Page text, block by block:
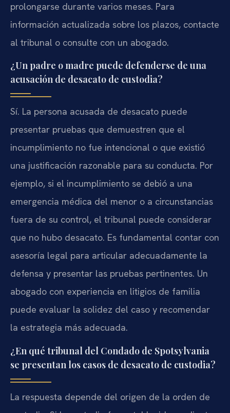
prolongarse durante varios meses. Para
información actualizada sobre los plazos, contacte
al tribunal o consulte con un abogado.
¿Un padre o madre puede defenderse de una
acusación de desacato de custodia?
Sí. La persona acusada de desacato puede
presentar pruebas que demuestren que el
incumplimiento no fue intencional o que existió
una justificación razonable para su conducta. Por
ejemplo, si el incumplimiento se debió a una
emergencia médica del menor o a circunstancias
fuera de su control, el tribunal puede considerar
que no hubo desacato. Es fundamental contar con
asesoría legal para articular adecuadamente la
defensa y presentar las pruebas pertinentes. Un
abogado con experiencia en litigios de familia
puede evaluar la solidez del caso y recomendar
la estrategia más adecuada.
¿En qué tribunal del Condado de Spotsylvania
se presentan los casos de desacato de custodia?
La respuesta depende del origen de la orden de